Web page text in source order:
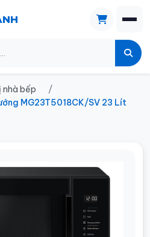
nhà bếp
MG23T5018CK/SV 23 Lít